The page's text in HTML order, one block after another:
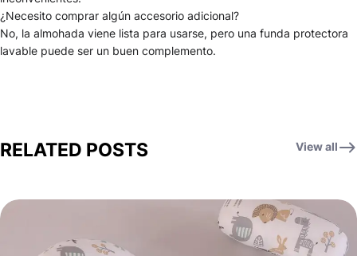
¿Necesito comprar algún accesorio adicional?
No, la almohada viene lista para usarse, pero una funda protectora
lavable puede ser un buen complemento.
RELATED POSTS View all